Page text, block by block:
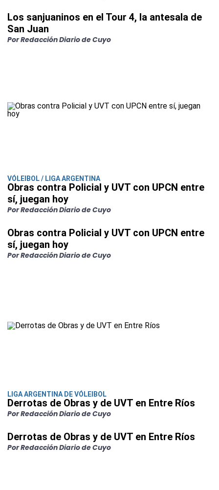
Los sanjuaninos en el Tour 4, la antesala de
San Juan
Por Redacción Diario de Cuyo
VÓLEIBOL / LIGA ARGENTINA
Obras contra Policial y UVT con UPCN entre
sí, juegan hoy
Por Redacción Diario de Cuyo
Obras contra Policial y UVT con UPCN entre
sí, juegan hoy
Por Redacción Diario de Cuyo
LIGA ARGENTINA DE VÓLEIBOL
Derrotas de Obras y de UVT en Entre Ríos
Por Redacción Diario de Cuyo
Derrotas de Obras y de UVT en Entre Ríos
Por Redacción Diario de Cuyo